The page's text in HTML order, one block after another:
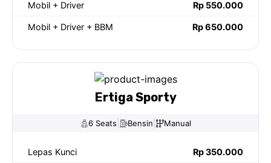
Mobil + Driver Rp 550.000
Mobil + Driver + BBM Rp 650.000
Ertiga Sporty
6 Seats Bensin Manual
Lepas Kunci Rp 350.000